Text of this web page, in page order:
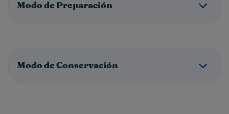
Modo de Preparación
Modo de Conservación